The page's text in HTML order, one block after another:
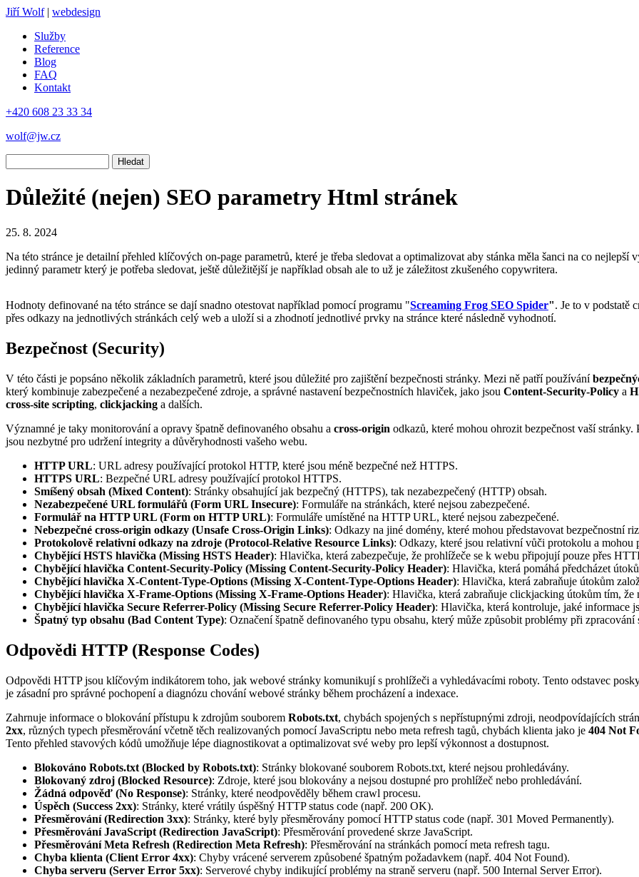
Jiří Wolf | webdesign
Služby
Reference
Blog
FAQ
Kontakt
+420 608 23 33 34
wolf@jw.cz
Důležité (nejen) SEO parametry Html stránek
25. 8. 2024
Na této stránce je detailní přehled klíčových on-page parametrů, které je třeba sledovat a optimalizovat aby stánka měla šanci na co
jedinný parametr který je potřeba sledovat, ještě důležitější je například obsah ale to už je záležitost zkušeného copywritera.
Hodnoty definované na této stránce se dají snadno otestovat například pomocí programu "Screaming Frog SEO Spider". Je to v podstatě
přes odkazy na jednotlivých stránkách celý web a uloží si a zhodnotí jednotlivé prvky na stránce které následně vyhodnotí.
Bezpečnost (Security)
V této části je popsáno několik základních parametrů, které jsou důležité pro zajištění bezpečnosti stránky. Mezi ně patří používání
který kombinuje zabezpečené a nezabezpečené zdroje, a správné nastavení bezpečnostních hlaviček, jako jsou Content-Security-Policy a
cross-site scripting, clickjacking a dalších.
Významné je taky monitorování a opravy špatně definovaného obsahu a cross-origin odkazů, které mohou ohrozit bezpečnost vaší
jsou nezbytné pro udržení integrity a důvěryhodnosti vašeho webu.
HTTP URL: URL adresy používající protokol HTTP, které jsou méně bezpečné než HTTPS.
HTTPS URL: Bezpečné URL adresy používající protokol HTTPS.
Smíšený obsah (Mixed Content): Stránky obsahující jak bezpečný (HTTPS), tak nezabezpečený (HTTP) obsah.
Nezabezpečené URL formulářů (Form URL Insecure): Formuláře na stránkách, které nejsou zabezpečené.
Formulář na HTTP URL (Form on HTTP URL): Formuláře umístěné na HTTP URL, které nejsou zabezpečené.
Nebezpečné cross-origin odkazy (Unsafe Cross-Origin Links): Odkazy na jiné domény, které mohou představovat bezpečnostní
Protokolově relativní odkazy na zdroje (Protocol-Relative Resource Links): Odkazy, které jsou relativní vůči protokolu a mohou
Chybějící HSTS hlavička (Missing HSTS Header): Hlavička, která zabezpečuje, že prohlížeče se k webu připojují pouze přes
Chybějící hlavička Content-Security-Policy (Missing Content-Security-Policy Header): Hlavička, která pomáhá předcházet
Chybějící hlavička X-Content-Type-Options (Missing X-Content-Type-Options Header): Hlavička, která zabraňuje útokům
Chybějící hlavička X-Frame-Options (Missing X-Frame-Options Header): Hlavička, která zabraňuje clickjacking útokům tím,
Chybějící hlavička Secure Referrer-Policy (Missing Secure Referrer-Policy Header): Hlavička, která kontroluje, jaké informace
Špatný typ obsahu (Bad Content Type): Označení špatně definovaného typu obsahu, který může způsobit problémy při zpracování
Odpovědi HTTP (Response Codes)
Odpovědi HTTP jsou klíčovým indikátorem toho, jak webové stránky komunikují s prohlížeči a vyhledávacími roboty. Tento odstavec
je zásadní pro správné pochopení a diagnózu chování webové stránky během procházení a indexace.
Zahrnuje informace o blokování přístupu k zdrojům souborem Robots.txt, chybách spojených s nepřístupnými zdroji, neodpovídajících
2xx, různých typech přesměrování včetně těch realizovaných pomocí JavaScriptu nebo meta refresh tagů, chybách klienta jako je 404 Not
Tento přehled stavových kódů umožňuje lépe diagnostikovat a optimalizovat své weby pro lepší výkonnost a dostupnost.
Blokováno Robots.txt (Blocked by Robots.txt): Stránky blokované souborem Robots.txt, které nejsou prohledávány.
Blokovaný zdroj (Blocked Resource): Zdroje, které jsou blokovány a nejsou dostupné pro prohlížeč nebo prohledávání.
Žádná odpověď (No Response): Stránky, které neodpověděly během crawl procesu.
Úspěch (Success 2xx): Stránky, které vrátily úspěšný HTTP status code (např. 200 OK).
Přesměrování (Redirection 3xx): Stránky, které byly přesměrovány pomocí HTTP status code (např. 301 Moved Permanently).
Přesměrování JavaScript (Redirection JavaScript): Přesměrování provedené skrze JavaScript.
Přesměrování Meta Refresh (Redirection Meta Refresh): Přesměrování na stránkách pomocí meta refresh tagu.
Chyba klienta (Client Error 4xx): Chyby vrácené serverem způsobené špatným požadavkem (např. 404 Not Found).
Chyba serveru (Server Error 5xx): Serverové chyby indikující problémy na straně serveru (např. 500 Internal Server Error).